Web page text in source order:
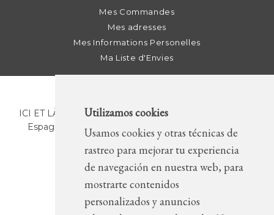
Utilizamos cookies
Usamos cookies y otras técnicas de
rastreo para mejorar tu experiencia
de navegación en nuestra web, para
mostrarte contenidos
personalizados y anuncios
Mes Commandes
Mes adresses
Mes Informations Personelles
Ma Liste d'Envies
ICI ET LÀ | C/ Sant Pere Més Alt, 43 | 08003 Barcelona.
Espagne | T. +34 93 268 78 43 | +34 630 82 09 89 |